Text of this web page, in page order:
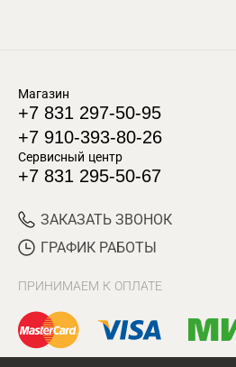
Магазин
+7 831 297-50-95
+7 910-393-80-26
Сервисный центр
+7 831 295-50-67
ЗАКАЗАТЬ ЗВОНОК
ГРАФИК РАБОТЫ
ПРИНИМАЕМ К ОПЛАТЕ